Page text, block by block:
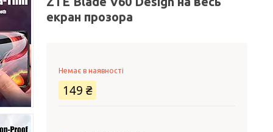
екран прозора
Немає в наявності
149 ₴